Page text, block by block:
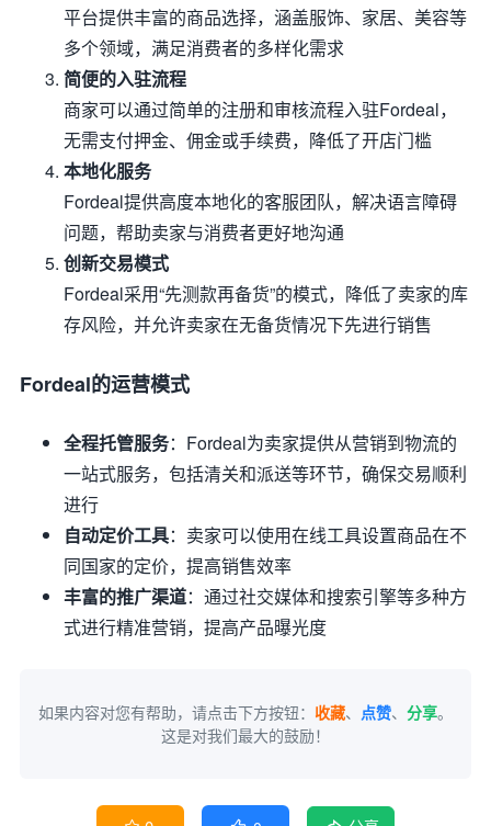
平台提供丰富的商品选择，涵盖服饰、家居、美容等
多个领域，满足消费者的多样化需求
简便的入驻流程
商家可以通过简单的注册和审核流程入驻Fordeal，
无需支付押金、佣金或手续费，降低了开店门槛
本地化服务
Fordeal提供高度本地化的客服团队，解决语言障碍
问题，帮助卖家与消费者更好地沟通
创新交易模式
Fordeal采用“先测款再备货”的模式，降低了卖家的库
存风险，并允许卖家在无备货情况下先进行销售
Fordeal的运营模式
全程托管服务：Fordeal为卖家提供从营销到物流的
一站式服务，包括清关和派送等环节，确保交易顺利
进行
自动定价工具：卖家可以使用在线工具设置商品在不
同国家的定价，提高销售效率
丰富的推广渠道：通过社交媒体和搜索引擎等多种方
式进行精准营销，提高产品曝光度
如果内容对您有帮助，请点击下方按钮： 收藏、 点赞、 分享。
这是对我们最大的鼓励！